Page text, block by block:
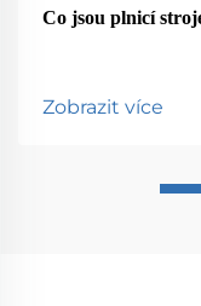
Co jsou plnicí
Zobrazit více